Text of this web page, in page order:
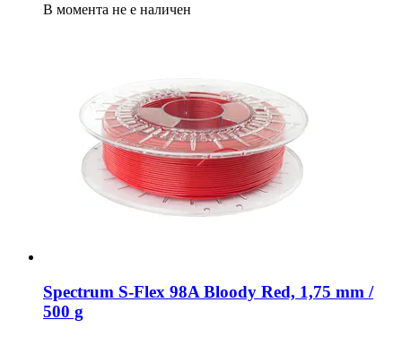
В момента не е наличен
Spectrum S-​Flex 98A Bloody Red, 1,75 mm /
500 g